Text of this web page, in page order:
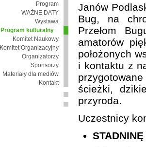
Program
WAŻNE DATY
Wystawa
Program kulturalny
Komitet Naukowy
Komitet Organizacyjny
Organizatorzy
Sponsorzy
Materiały dla mediów
Kontakt
Janów
Bug, na
Przełom
amatorów
położonych
i kontaktu z
ścieżki,
przyroda.
Uczestnicy